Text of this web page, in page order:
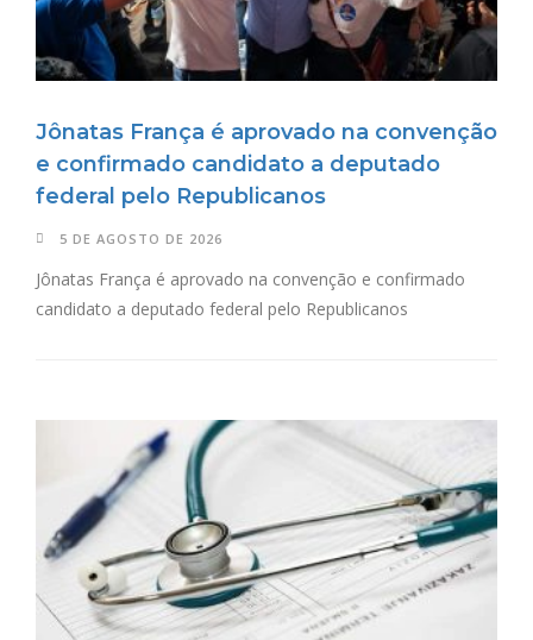
Jônatas França é aprovado na convenção
e confirmado candidato a deputado
federal pelo Republicanos
5 DE AGOSTO DE 2026
Jônatas França é aprovado na convenção e confirmado
candidato a deputado federal pelo Republicanos